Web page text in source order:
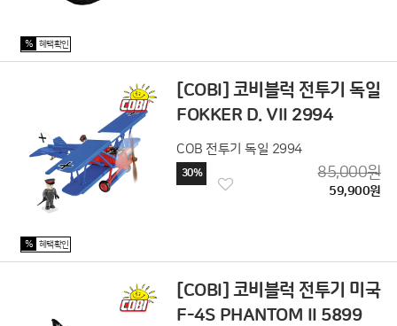
% 혜택확인
[COBI] 코비블럭 전투기 독일
FOKKER D. VII 2994
COB 전투기 독일 2994
30% 85,000원
59,900원
% 혜택확인
[COBI] 코비블럭 전투기 미국
F-4S PHANTOM II 5899